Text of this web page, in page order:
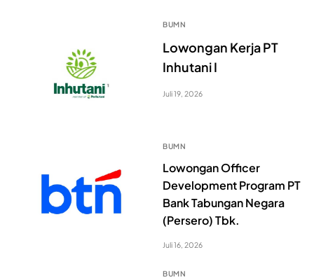
BUMN
Lowongan Kerja PT
Inhutani I
Juli 19, 2026
BUMN
Lowongan Officer
Development Program PT
Bank Tabungan Negara
(Persero) Tbk.
Juli 16, 2026
BUMN